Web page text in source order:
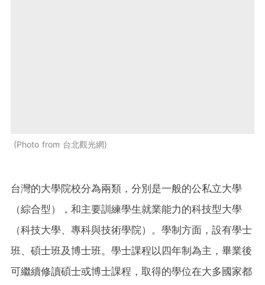
Photo from 台北觀光網
台灣的大學院校分為兩類，分別是一般的公私立大學
（綜合型），和主要訓練學生就業能力的科技型大學
（科技大學、專科與技術學院）。學制方面，設有學士
班、碩士班及博士班。學士課程以四年制為主，畢業後
可繼續修讀碩士或博士課程，取得的學位在大多國家都